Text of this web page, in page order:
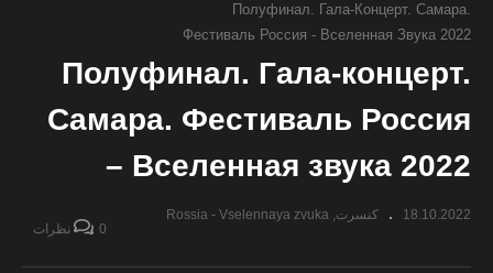
Полуфинал. Гала-Концерт. Самара.
Фестиваль Россия - Вселенная Звука 2022
Полуфинал. Гала-концерт.
Самара. Фестиваль Россия
– Вселенная звука 2022
18.10.2022 کنسرت Rossia - Vselennaya zvuka
0 نظرات